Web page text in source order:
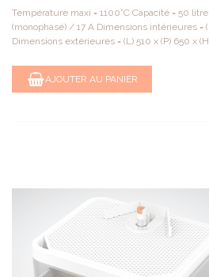
Température maxi = 1100°C Capacité = 50
(monophasé) / 17 A Dimensions intérieures =
Dimensions extérieures = (L) 510 x (P) 650 x
AJOUTER AU PANIER